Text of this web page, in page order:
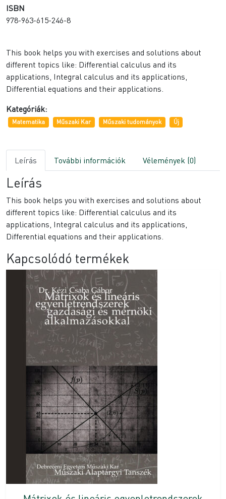
ISBN
978-963-615-246-8
This book helps you with exercises and solutions about
different topics like: Differential calculus and its
applications, Integral calculus and its applications,
Differential equations and their applications.
Kategóriák:
Matematika Műszaki Kar Műszaki tudományok Új
Leírás További információk Vélemények (0)
Leírás
This book helps you with exercises and solutions about
different topics like: Differential calculus and its
applications, Integral calculus and its applications,
Differential equations and their applications.
Kapcsolódó termékek